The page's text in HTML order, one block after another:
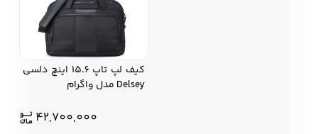
کیف لپ تاپ 15.6 اینچ دلسی
Delsey مدل واگرام
42,700,000